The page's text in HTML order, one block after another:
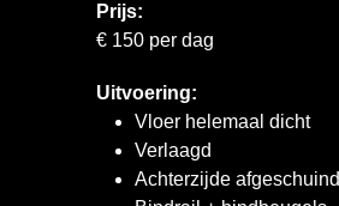
Prijs:
€ 150 per dag
Uitvoering:
Vloer helemaal dicht
Verlaagd
Achterzijde afgeschuind